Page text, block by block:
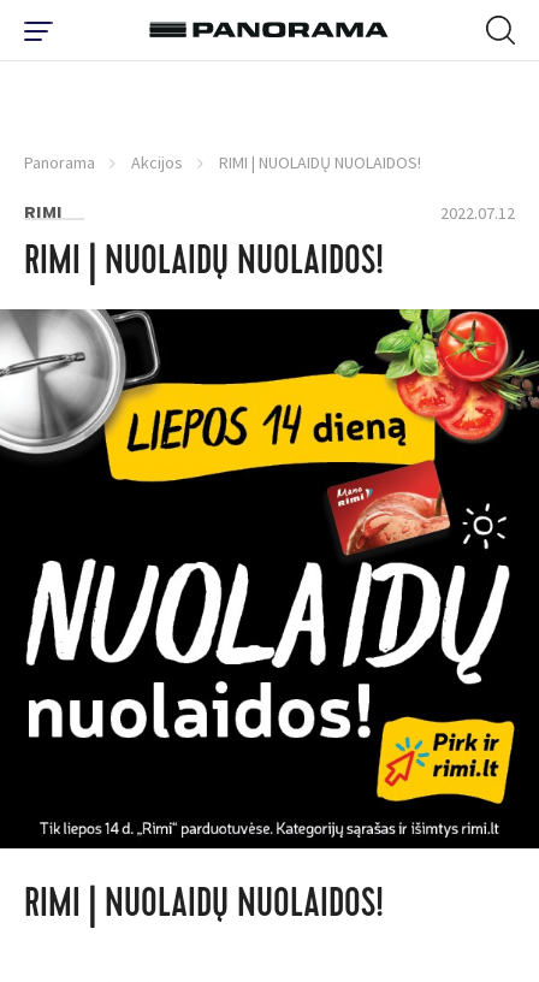
Panorama Akcijos RIMI | NUOLAIDŲ NUOLAIDOS!
RIMI 2022.07.12
RIMI | NUOLAIDŲ NUOLAIDOS!
RIMI | NUOLAIDŲ NUOLAIDOS!